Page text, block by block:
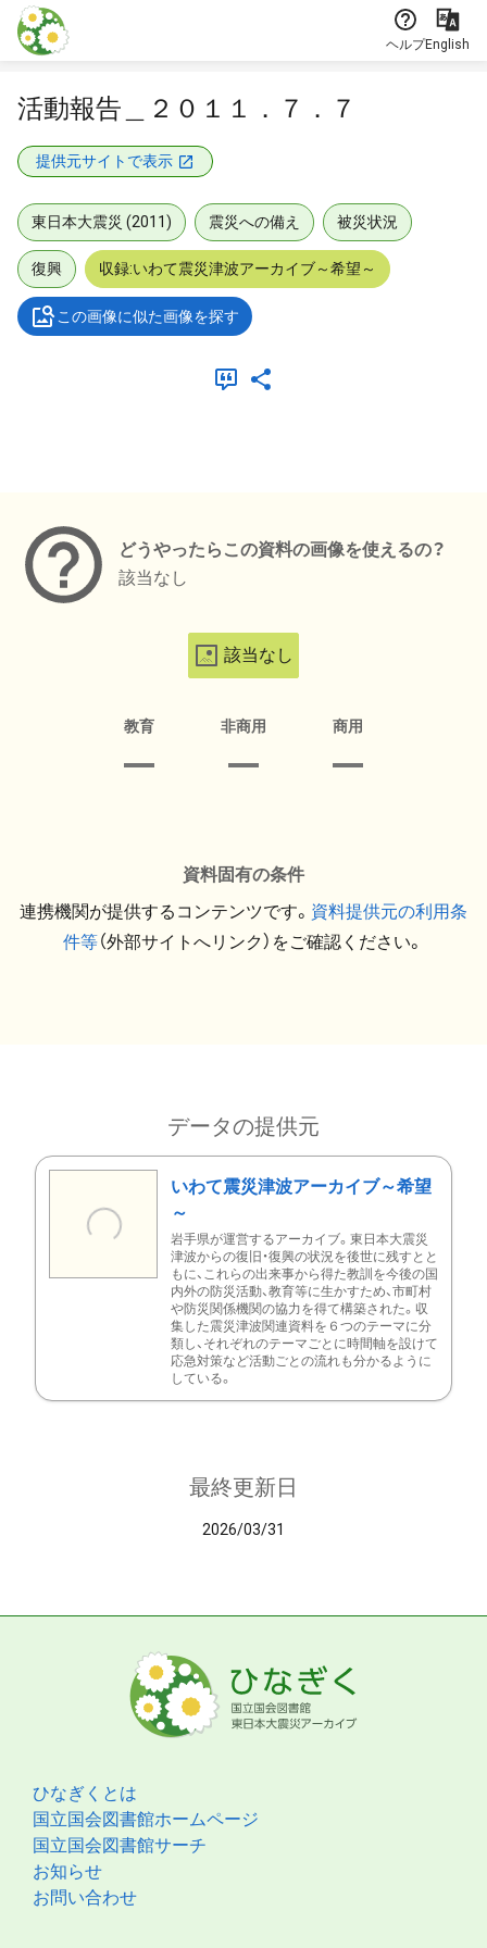
本文に飛ぶ
ヘルプEnglish
活動報告＿２０１１．７．７
提供元サイトで表示
東日本大震災 (2011) 震災への備え 被災状況
復興 収録:いわて震災津波アーカイブ～希望～
この画像に似た画像を探す
どうやったらこの資料の画像を使えるの？
該当なし
該当なし
教育 非商用 商用
資料固有の条件
連携機関が提供するコンテンツです。 資料提供元の利用条
件等（外部サイトへリンク）をご確認ください。
データの提供元
いわて震災津波アーカイブ～希望
～
岩手県が運営するアーカイブ。東日本大震災
津波からの復旧・復興の状況を後世に残すとと
もに、これらの出来事から得た教訓を今後の国
内外の防災活動、教育等に生かすため、市町村
や防災関係機関の協力を得て構築された。収
集した震災津波関連資料を６つのテーマに分
類し、それぞれのテーマごとに時間軸を設けて
応急対策など活動ごとの流れも分かるように
している。
最終更新日
2026/03/31
ひなぎくとは
国立国会図書館ホームページ
国立国会図書館サーチ
お知らせ
お問い合わせ